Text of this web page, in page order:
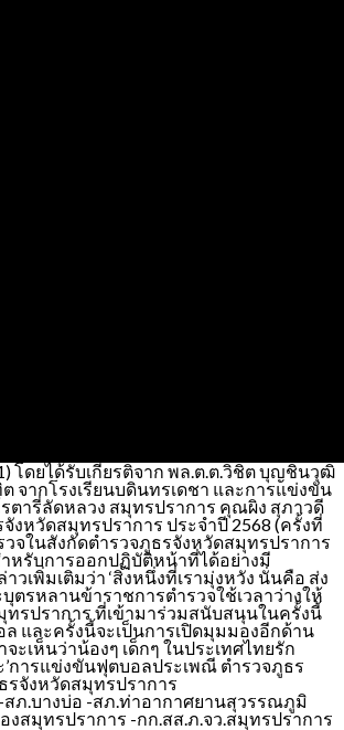
โดยได้รับเกียรติจาก พล.ต.ต.วิชิต บุญชินวุฒิ
จากโรงเรียนบดินทรเดชา และการแข่งขัน
ตารี่ลัดหลวง สมุทรปราการ คุณผิง สุภาวดี
หวัดสมุทรปราการ ประจำปี 2568 (ครั้งที่
จในสังกัดตำรวจภูธรจังหวัดสมุทรปราการ
หรับการออกปฏิบัติหน้าที่ได้อย่างมี
พิ่มเติมว่า ‘สิ่งหนึ่งที่เรามุ่งหวัง นั่นคือ ส่ง
ตรหลานข้าราชการตำรวจใช้เวลาว่างให้
ทรปราการ ที่เข้ามาร่วมสนับสนุนในครั้งนี้
และครั้งนี้จะเป็นการเปิดมุมมองอีกด้าน
เห็นว่าน้องๆ เด็กๆ ในประเทศไทยรัก
การแข่งขันฟุตบอลประเพณี ตำรวจภูธร
รจังหวัดสมุทรปราการ
-สภ.บางบ่อ -สภ.ท่าอากาศยานสุวรรณภูมิ
งสมุทรปราการ -กก.สส.ภ.จว.สมุทรปราการ